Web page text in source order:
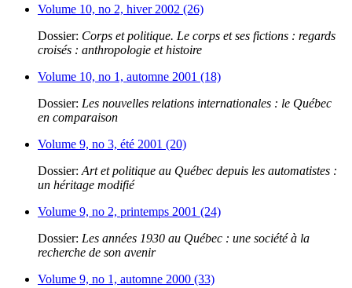
Volume 10, no 2, hiver 2002 (26)
Dossier: Corps et politique. Le corps et ses fictions : regards
croisés : anthropologie et histoire
Volume 10, no 1, automne 2001 (18)
Dossier: Les nouvelles relations internationales : le Québec
en comparaison
Volume 9, no 3, été 2001 (20)
Dossier: Art et politique au Québec depuis les automatistes :
un héritage modifié
Volume 9, no 2, printemps 2001 (24)
Dossier: Les années 1930 au Québec : une société à la
recherche de son avenir
Volume 9, no 1, automne 2000 (33)